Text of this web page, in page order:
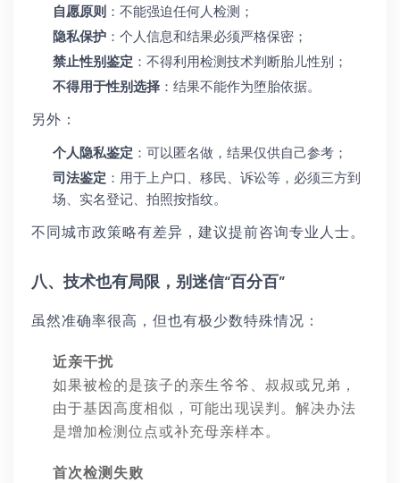
自愿原则 ：不能强迫任何人检测；
隐私保护 ：个人信息和结果必须严格保密；
禁止性别鉴定 ：不得利用检测技术判断胎儿性别；
不得用于性别选择 ：结果不能作为堕胎依据。
另外：
个人隐私鉴定 ：可以匿名做，结果仅供自己参考；
司法鉴定 ：用于上户口、移民、诉讼等，必须三方到
场、实名登记、拍照按指纹。
不同城市政策略有差异，建议提前咨询专业人士。
八、技术也有局限，别迷信“百分百”
虽然准确率很高，但也有极少数特殊情况：
近亲干扰
如果被检的是孩子的亲生爷爷、叔叔或兄弟，
由于基因高度相似，可能出现误判。解决办法
是增加检测位点或补充母亲样本。
首次检测失败